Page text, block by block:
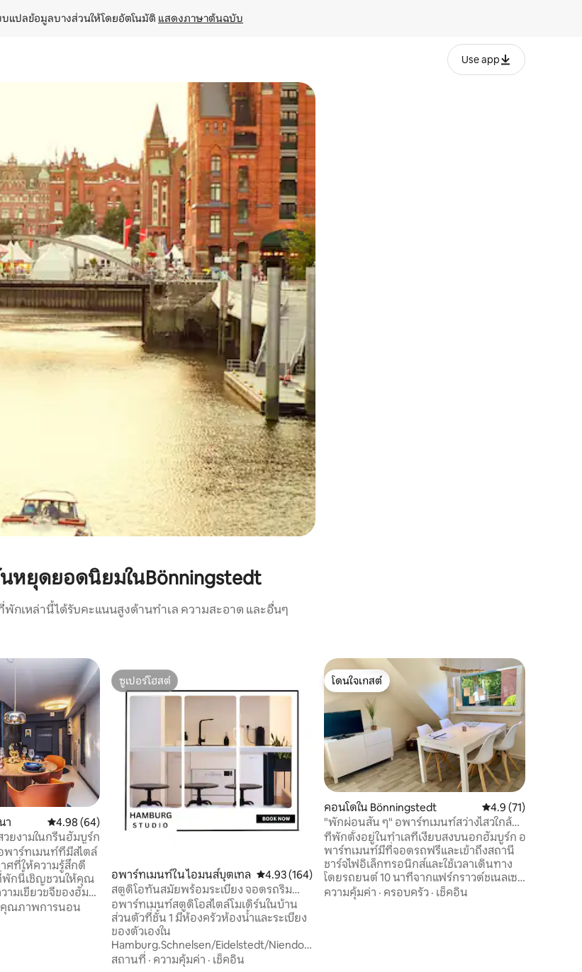
บแปลข้อมูลบางส่วนให้โดยอัตโนมัติ แสดงภาษาต้นฉบับ
Use app
หยุดยอดนิยมในBönningstedt
พักเหล่านี้ได้รับคะแนนสูงด้านทำเล ความสะอาด และอื่นๆ
า คะแนนเฉลี่ย 4.98 จาก 5, 64 รีวิว
4.98 (64)
ยงามในกรีนฮัมบูร์ก
าร์ทเมนท์ที่มีสไตล์
ศที่ให้ความรู้สึกดี
มเขียวขจีของฮัม
รณะโฟลคส์พาร์คได้
คุณภาพการนอน
ซูเปอร์โฮสต์
ซูเปอร์โฮสต์
อพาร์ทเมนท์ใน ไอมนส์บุตเทล คะแนนเฉลี่ย 4.93 จาก 5, 164 รีวิว
4.93 (164)
สตูดิโอทันสมัยพร้อมระเบียง จอดรถริม
ถนนฟรี
อพาร์ทเมนท์สตูดิโอสไตล์โมเดิร์นในบ้าน
ส่วนตัวที่ชั้น 1 มีห้องครัวห้องน้ำและระเบียง
ของตัวเองใน
Hamburg.Schnelsen/Eidelstedt/Niendorf
เดินเพียง 1 กม. ไปยังโรงพยาบาล
สถานที่ · ความคุ้มค่า · เช็คอิน
โดนใจเกสต์
โดนใจเกสต์
คอนโดใน Bönningstedt คะแนนเฉลี่ย 4.9 จาก
4.9 (71)
"พักผ่อนสั้น ๆ" อพาร์ทเมนท์สว่างไสวใกล้
กับเมืองฮัมบูร์ก
ที่พักตั้งอยู่ในทำเลที่เงียบสงบนอกฮัมบูร์ก อ
พาร์ทเมนท์มีที่จอดรถฟรีและเข้าถึงสถานี
ชาร์จไฟอิเล็กทรอนิกส์และใช้เวลาเดินทาง
โดยรถยนต์ 10 นาทีจากแฟร์กราวด์ชเนลเซน
ห่างจากสนามบินฮัมบูร์ก 15 นาทีโดย
รถยนต์ห่างจากใจกลางเมืองฮัมบูร์ก 30
ความคุ้มค่า · ครอบครัว · เช็คอิน